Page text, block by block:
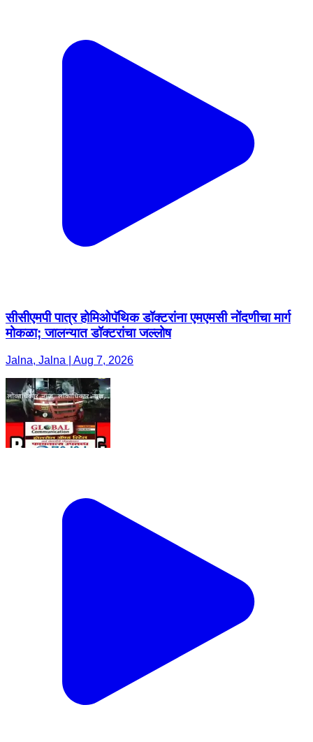
सीसीएमपी पात्र होमिओपॅथिक डॉक्टरांना एमएमसी नोंदणीचा मार्ग
मोकळा; जालन्यात डॉक्टरांचा जल्लोष
Jalna, Jalna | Aug 7, 2026